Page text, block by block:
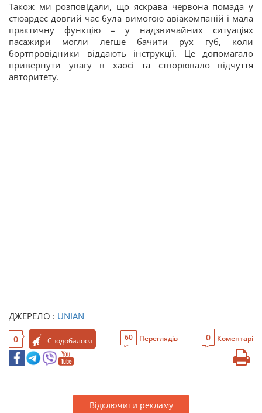
Також ми розповідали, що яскрава червона помада у
стюардес довгий час була вимогою авіакомпаній і мала
практичну функцію – у надзвичайних ситуаціях
пасажири могли легше бачити рух губ, коли
бортпровідники віддають інструкції. Це допомагало
привернути увагу в хаосі та створювало відчуття
авторитету.
ДЖЕРЕЛО : UNIAN
0 Сподобалося 60 Переглядів 0 Коментарі
Відключити рекламу